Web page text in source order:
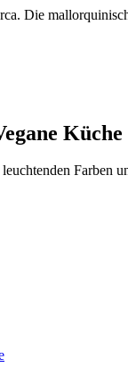
Die
Küche
Farben